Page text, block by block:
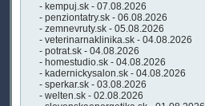
- kempuj.sk - 07.08.2026
- penziontatry.sk - 06.08.2026
- zemnevruty.sk - 05.08.2026
- veterinarnaklinika.sk - 04.08.2026
- potrat.sk - 04.08.2026
- homestudio.sk - 04.08.2026
- kadernickysalon.sk - 04.08.2026
- sperkar.sk - 03.08.2026
- welten.sk - 02.08.2026